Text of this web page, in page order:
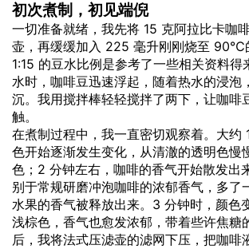
初次煮制，初见端倪
一切准备就绪，我先将 15 克阿拉比卡咖
壶，再缓缓加入 225 毫升刚刚烧至 90℃
1:15 的豆水比例是参考了一些相关资料得
水时，咖啡豆迅速浮起，随着热水的浸泡
沉。我用搅拌棒轻轻搅拌了两下，让咖啡
触。
在煮制过程中，我一直密切观察着。大约
色开始逐渐发生变化，从清澈的透明色慢
色；2 分钟左右，咖啡的香气开始散发出
别于常规研磨冲泡咖啡的浓郁香气，多了
水果的香气被释放出来。3 分钟时，颜色
浅棕色，香气也愈发浓郁，带着些许焦糖
后，我将法式压滤壶的滤网下压，把咖啡